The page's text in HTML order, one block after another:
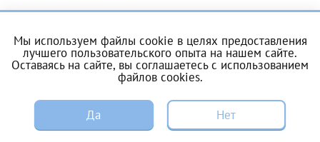
Вконтакте ОдноклассникиЯндекс.Дзен Telegram Max
Комендантский проспект, 53/1A
Мы используем файлы cookie в целях предоставления
лучшего пользовательского опыта на нашем сайте.
Оставаясь на сайте, вы соглашаетесь с использованием
файлов cookies.
Да Нет
ЗАПИСЬ